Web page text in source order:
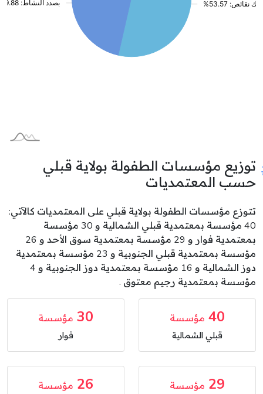
توزيع مؤسسات الطفولة بولاية قبلي
حسب المعتمديات
تتوزع مؤسسات الطفولة بولاية قبلي على المعتمديات كالآتي:
40 مؤسسة بمعتمدية قبلي الشمالية و 30 مؤسسة
بمعتمدية فوار و 29 مؤسسة بمعتمدية سوق الأحد و 26
مؤسسة بمعتمدية قبلي الجنوبية و 23 مؤسسة بمعتمدية
دوز الشمالية و 16 مؤسسة بمعتمدية دوز الجنوبية و 4
مؤسسة بمعتمدية رجيم معتوق .
40 مؤسسة
قبلي الشمالية
30 مؤسسة
فوار
29 مؤسسة 26 مؤسسة